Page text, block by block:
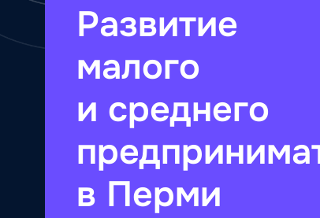
Развитие
малого
и среднего
в Перми